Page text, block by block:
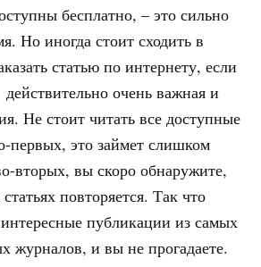
бесплатно, – это сильно
Но иногда стоит сходить в
статью по интернету, если
очень важная и
Не стоит читать все доступные
первых, это займет слишком
вторых, вы скоро обнаружите,
повторяется. Так что
публикации из самых
журналов, и вы не прогадаете.